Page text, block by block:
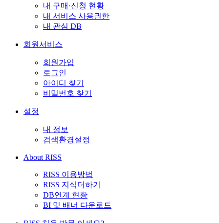
내 구매·신청 현황
내 서비스 사용권한
내 관심 DB
회원서비스
회원가입
로그인
아이디 찾기
비밀번호 찾기
설정
내 정보
검색환경설정
About RISS
RISS 이용방법
RISS 지식더하기
DB연계 현황
BI 및 배너 다운로드